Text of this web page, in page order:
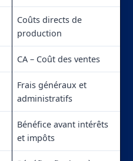
Coûts directs de
production
CA – Coût des ventes
Frais généraux et
administratifs
Bénéfice avant intérêts
et impôts